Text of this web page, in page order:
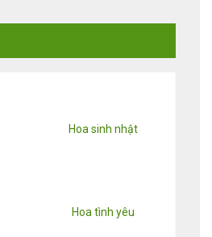
Hoa sinh nhật
Hoa tình yêu